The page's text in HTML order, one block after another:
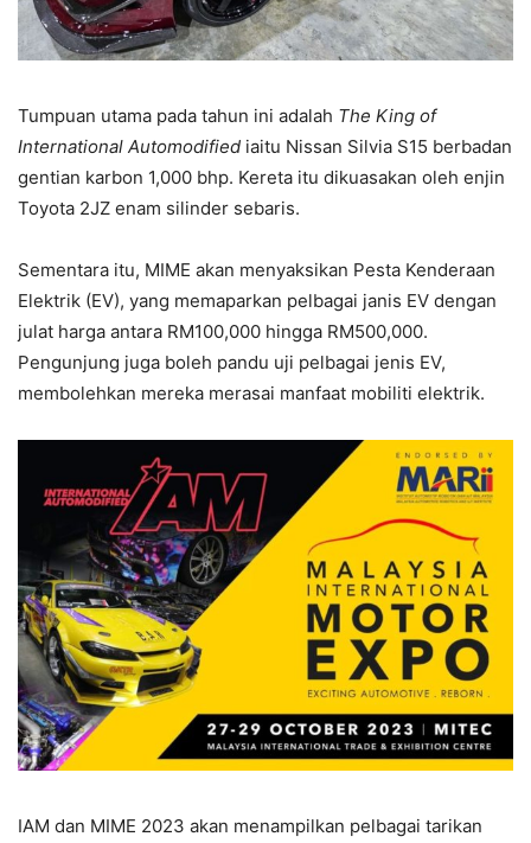
Tumpuan utama pada tahun ini adalah The King of
International Automodified iaitu Nissan Silvia S15 berbadan
gentian karbon 1,000 bhp. Kereta itu dikuasakan oleh enjin
Toyota 2JZ enam silinder sebaris.
Sementara itu, MIME akan menyaksikan Pesta Kenderaan
Elektrik (EV), yang memaparkan pelbagai janis EV dengan
julat harga antara RM100,000 hingga RM500,000.
Pengunjung juga boleh pandu uji pelbagai jenis EV,
membolehkan mereka merasai manfaat mobiliti elektrik.
IAM dan MIME 2023 akan menampilkan pelbagai tarikan